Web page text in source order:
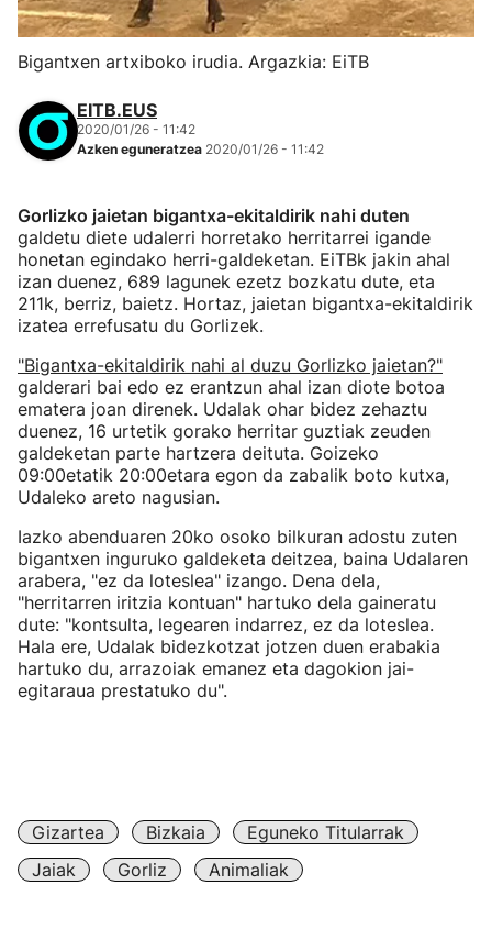
Bigantxen artxiboko irudia. Argazkia: EiTB
EITB.EUS
2020/01/26 - 11:42
Azken eguneratzea 2020/01/26 - 11:42
Gorlizko jaietan bigantxa-ekitaldirik nahi duten
galdetu diete udalerri horretako herritarrei igande
honetan egindako herri-galdeketan. EiTBk jakin ahal
izan duenez, 689 lagunek ezetz bozkatu dute, eta
211k, berriz, baietz. Hortaz, jaietan bigantxa-ekitaldirik
izatea errefusatu du Gorlizek.
"Bigantxa-ekitaldirik nahi al duzu Gorlizko jaietan?"
galderari bai edo ez erantzun ahal izan diote botoa
ematera joan direnek. Udalak ohar bidez zehaztu
duenez, 16 urtetik gorako herritar guztiak zeuden
galdeketan parte hartzera deituta. Goizeko
09:00etatik 20:00etara egon da zabalik boto kutxa,
Udaleko areto nagusian.
Iazko abenduaren 20ko osoko bilkuran adostu zuten
bigantxen inguruko galdeketa deitzea, baina Udalaren
arabera, "ez da loteslea" izango. Dena dela,
"herritarren iritzia kontuan" hartuko dela gaineratu
dute: "kontsulta, legearen indarrez, ez da loteslea.
Hala ere, Udalak bidezkotzat jotzen duen erabakia
hartuko du, arrazoiak emanez eta dagokion jai-
egitaraua prestatuko du".
Gizartea Bizkaia
Eguneko Titularrak
Jaiak
Gorliz Animaliak